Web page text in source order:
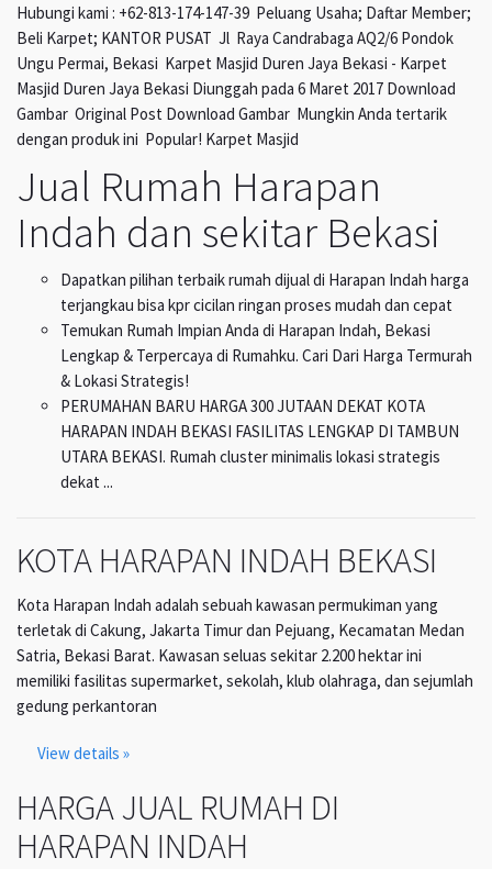
Hubungi kami : +62-813-174-147-39 Peluang Usaha; Daftar Member;
Beli Karpet; KANTOR PUSAT Jl Raya Candrabaga AQ2/6 Pondok
Ungu Permai, Bekasi Karpet Masjid Duren Jaya Bekasi - Karpet
Masjid Duren Jaya Bekasi Diunggah pada 6 Maret 2017 Download
Gambar Original Post Download Gambar Mungkin Anda tertarik
dengan produk ini Popular! Karpet Masjid
Jual Rumah Harapan
Indah dan sekitar Bekasi
Dapatkan pilihan terbaik rumah dijual di Harapan Indah harga
terjangkau bisa kpr cicilan ringan proses mudah dan cepat
Temukan Rumah Impian Anda di Harapan Indah, Bekasi
Lengkap & Terpercaya di Rumahku. Cari Dari Harga Termurah
& Lokasi Strategis!
PERUMAHAN BARU HARGA 300 JUTAAN DEKAT KOTA
HARAPAN INDAH BEKASI FASILITAS LENGKAP DI TAMBUN
UTARA BEKASI. Rumah cluster minimalis lokasi strategis
dekat ...
KOTA HARAPAN INDAH BEKASI
Kota Harapan Indah adalah sebuah kawasan permukiman yang
terletak di Cakung, Jakarta Timur dan Pejuang, Kecamatan Medan
Satria, Bekasi Barat. Kawasan seluas sekitar 2.200 hektar ini
memiliki fasilitas supermarket, sekolah, klub olahraga, dan sejumlah
gedung perkantoran
View details »
HARGA JUAL RUMAH DI
HARAPAN INDAH